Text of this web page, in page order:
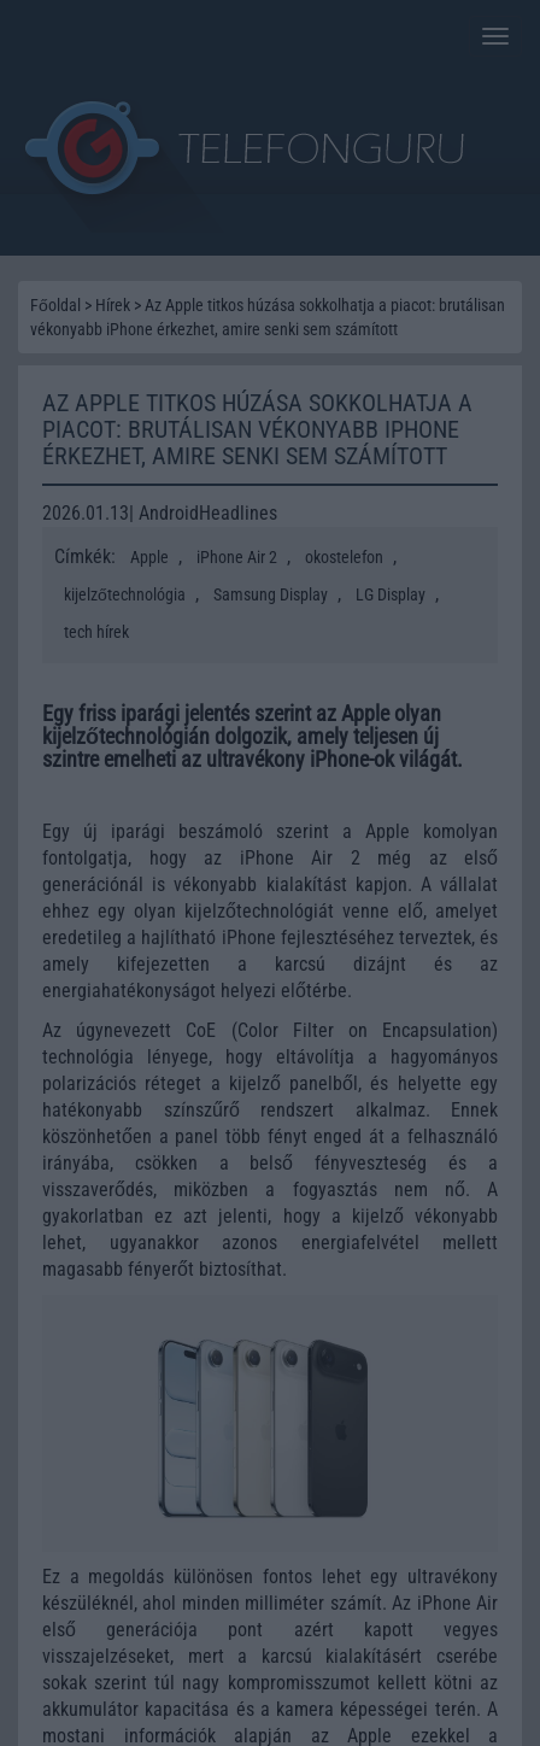
Toggle
Főoldal > Hírek > Az Apple titkos húzása sokkolhatja a piacot: brutálisan
vékonyabb iPhone érkezhet, amire senki sem számított
AZ APPLE TITKOS HÚZÁSA SOKKOLHATJA A
PIACOT: BRUTÁLISAN VÉKONYABB IPHONE
ÉRKEZHET, AMIRE SENKI SEM SZÁMÍTOTT
2026.01.13| AndroidHeadlines
Címkék:
Apple , iPhone Air 2 , okostelefon ,
kijelzőtechnológia , Samsung Display , LG Display ,
tech hírek
Egy friss iparági jelentés szerint az Apple olyan
kijelzőtechnológián dolgozik, amely teljesen új
szintre emelheti az ultravékony iPhone-ok világát.
Egy új iparági beszámoló szerint a Apple komolyan
fontolgatja, hogy az iPhone Air 2 még az első
generációnál is vékonyabb kialakítást kapjon. A vállalat
ehhez egy olyan kijelzőtechnológiát venne elő, amelyet
eredetileg a hajlítható iPhone fejlesztéséhez terveztek, és
amely kifejezetten a karcsú dizájnt és az
energiahatékonyságot helyezi előtérbe.
Az úgynevezett CoE (Color Filter on Encapsulation)
technológia lényege, hogy eltávolítja a hagyományos
polarizációs réteget a kijelző panelből, és helyette egy
hatékonyabb színszűrő rendszert alkalmaz. Ennek
köszönhetően a panel több fényt enged át a felhasználó
irányába, csökken a belső fényveszteség és a
visszaverődés, miközben a fogyasztás nem nő. A
gyakorlatban ez azt jelenti, hogy a kijelző vékonyabb
lehet, ugyanakkor azonos energiafelvétel mellett
magasabb fényerőt biztosíthat.
Ez a megoldás különösen fontos lehet egy ultravékony
készüléknél, ahol minden milliméter számít. Az iPhone Air
első generációja pont azért kapott vegyes
visszajelzéseket, mert a karcsú kialakításért cserébe
sokak szerint túl nagy kompromisszumot kellett kötni az
akkumulátor kapacitása és a kamera képességei terén. A
mostani információk alapján az Apple ezekkel a